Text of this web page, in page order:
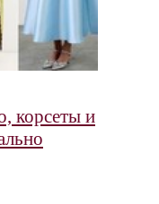
корсеты и